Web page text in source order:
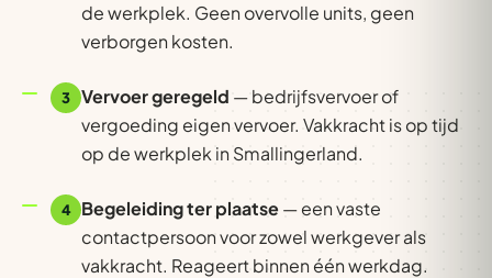
de werkplek. Geen overvolle units, geen
verborgen kosten.
3 Vervoer geregeld — bedrijfsvervoer of
vergoeding eigen vervoer. Vakkracht is op tijd
op de werkplek in Smallingerland.
4 Begeleiding ter plaatse— een vaste
contactpersoon voor zowel werkgever als
vakkracht. Reageert binnen één werkdag.